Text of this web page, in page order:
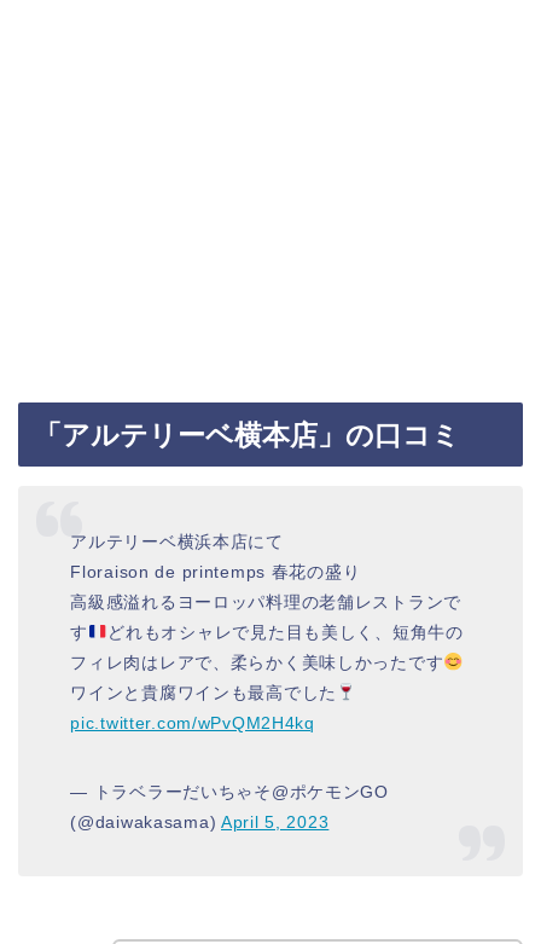
「アルテリーベ横本店」の口コミ
アルテリーベ横浜本店にて
Floraison de printemps 春花の盛り
高級感溢れるヨーロッパ料理の老舗レストランで
す
どれもオシャレで見た目も美しく、短角牛の
フィレ肉はレアで、柔らかく美味しかったです
ワインと貴腐ワインも最高でした
pic.twitter.com/wPvQM2H4kq
— トラベラーだいちゃそ@ポケモンGO
(@daiwakasama) April 5, 2023